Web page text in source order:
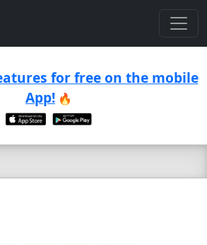
for free on the mobile
App! 🔥